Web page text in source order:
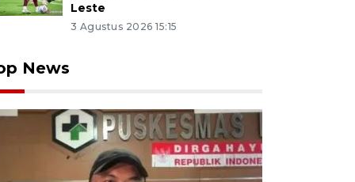
Leste
3 Agustus 2026 15:15
News